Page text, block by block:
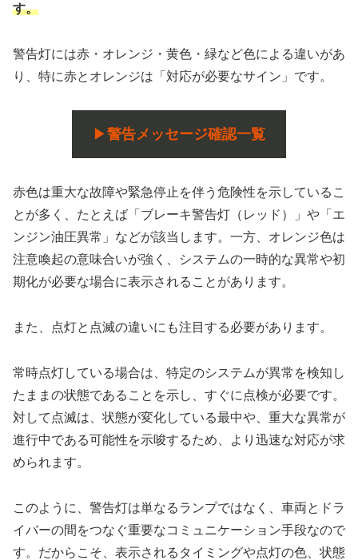
す。
警告灯には赤・オレンジ・黄色・緑など色による違いがあ
り、特に赤とオレンジは「対応が必要なサイン」です。
▶警告メッセージ確認一覧
赤色は重大な故障や緊急停止を伴う危険性を示しているこ
とが多く、たとえば「ブレーキ警告灯（レッド）」や「エ
ンジン油圧異常」などが該当します。一方、オレンジ色は
注意喚起の意味合いが強く、システムの一時的な異常や初
期化が必要な場合に表示されることがあります。
また、点灯と点滅の違いにも注目する必要があります。
常時点灯している場合は、特定のシステムが異常を検知し
たままの状態であることを示し、すぐに点検が必要です。
対して点滅は、状態が変化している最中や、重大な異常が
進行中である可能性を示唆するため、より迅速な対応が求
められます。
このように、警告灯は単なるランプではなく、車両とドラ
イバーの間をつなぐ重要なコミュニケーション手段なので
す。だからこそ、表示されるタイミングや点灯の色、状態